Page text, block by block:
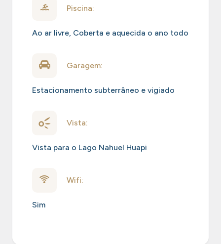
Piscina:
Ao ar livre, Coberta e aquecida o ano todo
Garagem:
Estacionamento subterrâneo e vigiado
Wifi:
Sim
Vista:
Vista para o Lago Nahuel Huapi